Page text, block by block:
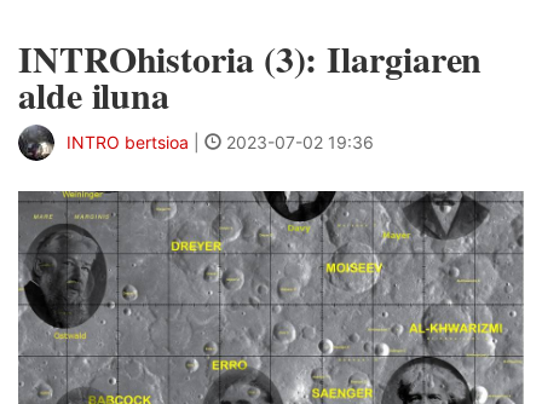
INTROhistoria (3): Ilargiaren
alde iluna
INTRO bertsioa 2023-07-02 19:36